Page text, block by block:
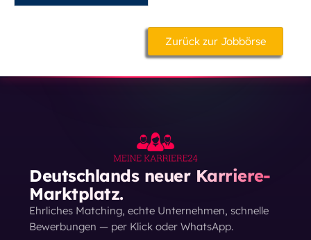
Zurück zur Jobbörse
Deutschlands neuer Karriere-
Marktplatz.
Ehrliches Matching, echte Unternehmen, schnelle
Bewerbungen — per Klick oder WhatsApp.